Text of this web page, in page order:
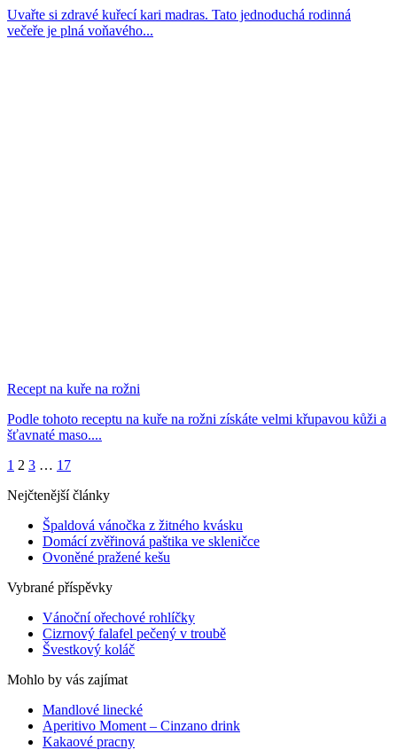
Uvařte si zdravé kuřecí kari madras. Tato jednoduchá rodinná
večeře je plná voňavého...
Recept na kuře na rožni
Podle tohoto receptu na kuře na rožni získáte velmi křupavou kůži a
šťavnaté maso....
1 2 3 … 17
Nejčtenější články
Špaldová vánočka z žitného kvásku
Domácí zvěřinová paštika ve skleničce
Ovoněné pražené kešu
Vybrané příspěvky
Vánoční ořechové rohlíčky
Cizrnový falafel pečený v troubě
Švestkový koláč
Mohlo by vás zajímat
Mandlové linecké
Aperitivo Moment – Cinzano drink
Kakaové pracny